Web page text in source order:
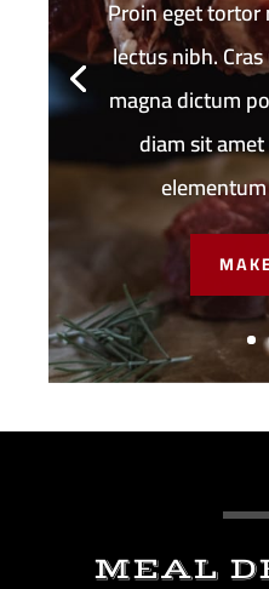
Proin eget
lectus nibh.
magna dictum
diam sit
MEAL